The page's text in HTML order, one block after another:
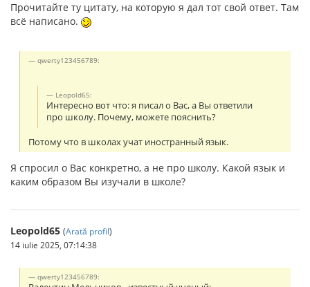
Прочитайте ту цитату, на которую я дал тот свой ответ. Там
всё написано.
qwerty123456789:
Leopold65:
Интересно вот что: я писал о Вас, а Вы ответили
про школу. Почему, можете пояснить?
Потому что в школах учат иностранный язык.
Я спросил о Вас конкретно, а не про школу. Какой язык и
каким образом Вы изучали в школе?
Leopold65 (Arată profil)
14 iulie 2025, 07:14:38
qwerty123456789: